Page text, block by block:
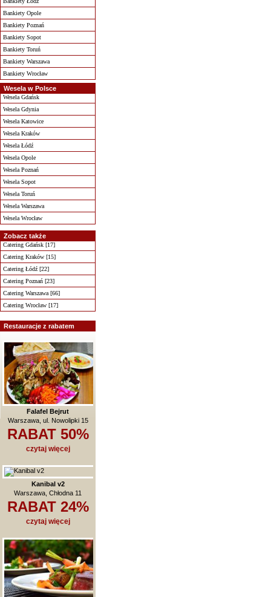
Bankiety Opole
Bankiety Poznań
Bankiety Sopot
Bankiety Toruń
Bankiety Warszawa
Bankiety Wrocław
Wesela w Polsce
Wesela Gdańsk
Wesela Gdynia
Wesela Katowice
Wesela Kraków
Wesela Łódź
Wesela Opole
Wesela Poznań
Wesela Sopot
Wesela Toruń
Wesela Warszawa
Wesela Wrocław
Zobacz także
Catering Gdańsk [17]
Catering Kraków [15]
Catering Łódź [22]
Catering Poznań [23]
Catering Warszawa [66]
Catering Wrocław [17]
Restauracje z rabatem
Falafel Bejrut
Warszawa, ul. Nowolipki 15
RABAT 50%
czytaj więcej
Kanibal v2
Warszawa, Chłodna 11
RABAT 24%
czytaj więcej